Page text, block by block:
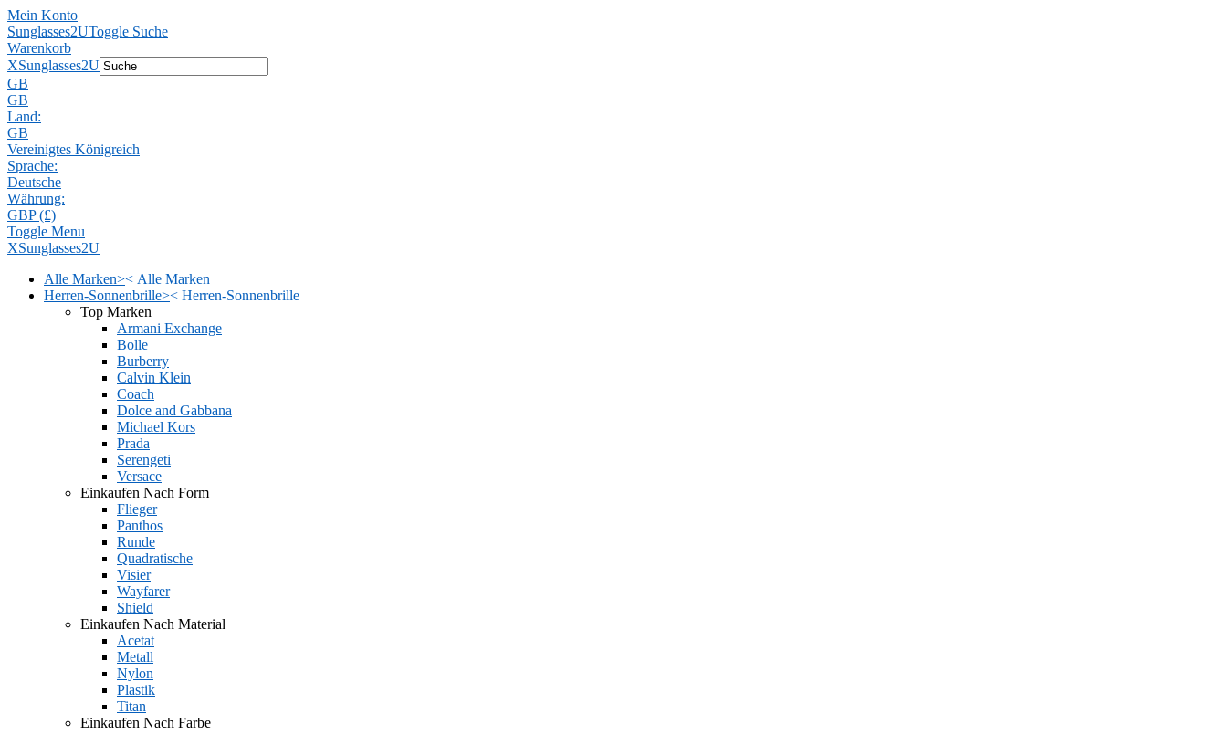
Mein Konto
Sunglasses2UToggle Suche
Warenkorb
XSunglasses2U
GB
GB
Land:
GB
Vereinigtes Königreich
Sprache:
Deutsche
Währung:
GBP (£)
Toggle Menu
XSunglasses2U
Alle Marken>< Alle Marken
Herren-Sonnenbrille>< Herren-Sonnenbrille
Top Marken
Armani Exchange
Bolle
Burberry
Calvin Klein
Coach
Dolce and Gabbana
Michael Kors
Prada
Serengeti
Versace
Einkaufen Nach Form
Flieger
Panthos
Runde
Quadratische
Visier
Wayfarer
Shield
Einkaufen Nach Material
Acetat
Metall
Nylon
Plastik
Titan
Einkaufen Nach Farbe